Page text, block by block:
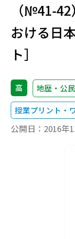
（№41-
おける日
ト］
高
地歴・公
授業プリント・
公開日： 2016年